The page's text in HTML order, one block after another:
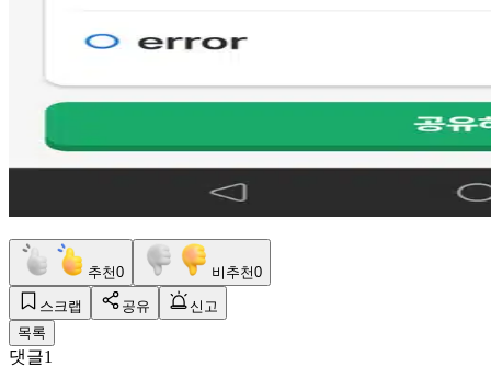
추천0 비추천0
스크랩 공유
신고
목록
댓글1